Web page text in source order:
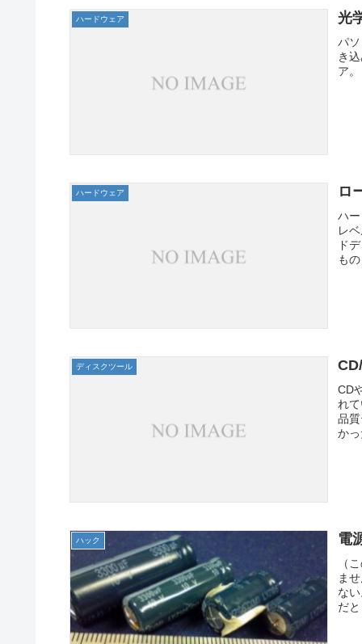
ハードウェア 光
パ
き
ア。
ハードウェア ロ
ハ
レ
ド
も
ディスクツール
CD
れ
品
か
ハック 電
（
ま
な
だ